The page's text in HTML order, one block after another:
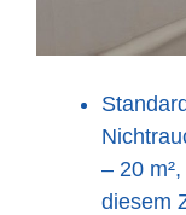
– 20
diesem